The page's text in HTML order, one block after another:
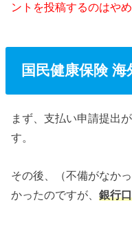
ントを投稿するのはや
国民健康保険
まず、支払い申請提出
す。
その後、（不備がなか
かったのですが、銀行